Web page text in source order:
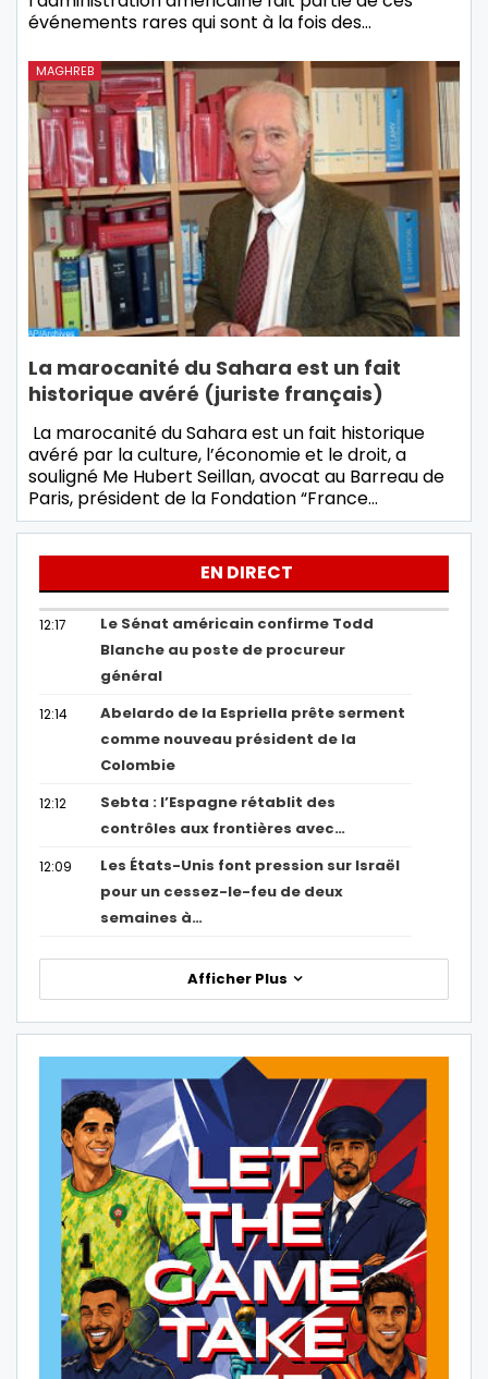
événements rares qui sont à la fois des…
MAGHREB
La marocanité du Sahara est un fait
historique avéré (juriste français)
La marocanité du Sahara est un fait historique
avéré par la culture, l’économie et le droit, a
souligné Me Hubert Seillan, avocat au Barreau de
Paris, président de la Fondation “France…
EN DIRECT
12:17
Le Sénat américain confirme Todd
Blanche au poste de procureur
général
12:14
Abelardo de la Espriella prête serment
comme nouveau président de la
Colombie
12:12
Sebta : l’Espagne rétablit des
contrôles aux frontières avec…
12:09
Les États-Unis font pression sur Israël
pour un cessez-le-feu de deux
semaines à…
Afficher Plus